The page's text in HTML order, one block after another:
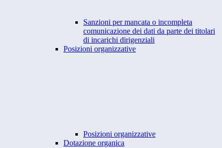
Sanzioni per mancata o incompleta
comunicazione dei dati da parte dei titolari
di incarichi dirigenziali
Posizioni organizzative
Posizioni organizzative
Dotazione organica